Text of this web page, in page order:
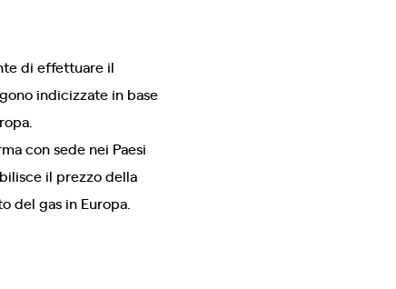
di effettuare il
indicizzate in base
con sede nei Paesi
il prezzo della
del gas in Europa.